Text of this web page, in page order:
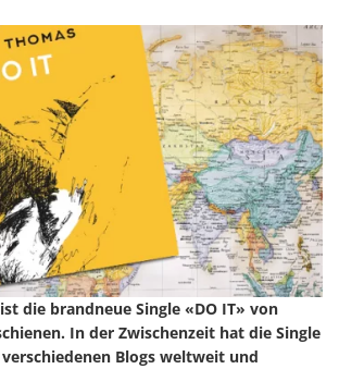
die brandneue Single «DO IT» von
In der Zwischenzeit hat die Single
Blogs weltweit und